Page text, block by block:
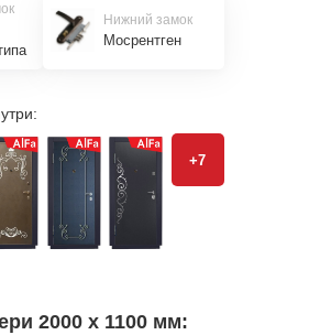
Нижний замок
Мосрентген
+7
2000 х 1100 мм: